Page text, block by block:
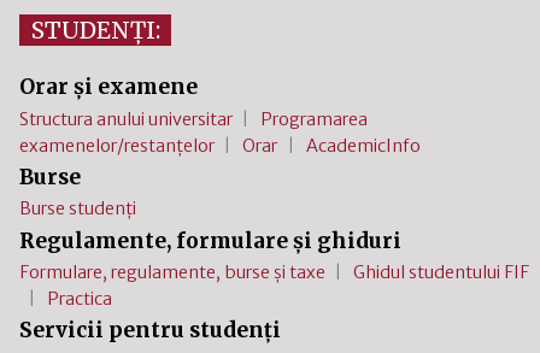
STUDENȚI:
Orar și examene
Structura anului universitar
Programarea
examenelor/restanțelor
Orar AcademicInfo
Burse
Burse studenți
Regulamente, formulare și ghiduri
Formulare, regulamente, burse și taxe
Ghidul studentului FIF
Practica
Servicii pentru studenți